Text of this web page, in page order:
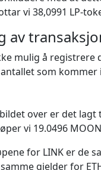
vi 38,0991 LP-
av
mulig å registrere
som
over er det lagt
vi 19.0496
for LINK er de
gjelder for